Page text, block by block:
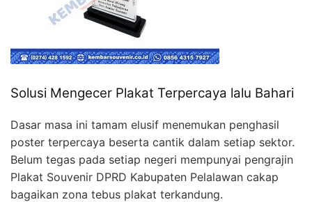
Solusi Mengecer Plakat Terpercaya lalu Bahari
Dasar masa ini tamam elusif menemukan penghasil
poster terpercaya beserta cantik dalam setiap sektor.
Belum tegas pada setiap negeri mempunyai pengrajin
Plakat Souvenir DPRD Kabupaten Pelalawan cakap
bagaikan zona tebus plakat terkandung.